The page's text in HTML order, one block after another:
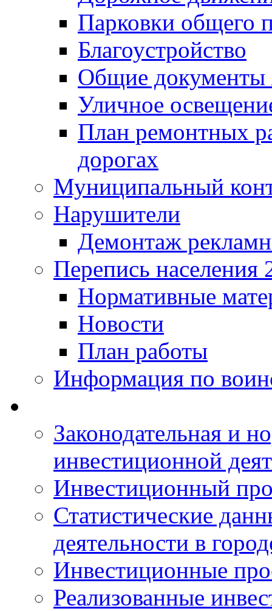
Парковки общего
Благоустройство
Общие
Уличное
План ремонтных
дорогах
Муниципальный
Нарушители
Демонтаж
Перепись населения
Нормативные
Новости
План работы
Информация по
Законодательная и
инвестиционной
Инвестиционный
Статистические
деятельности в
Инвестиционные
Реализованные